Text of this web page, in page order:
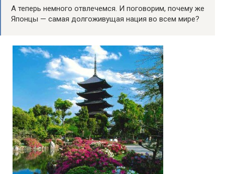
А теперь немного отвлечемся. И поговорим, почему же
Японцы — самая долгоживущая нация во всем мире?